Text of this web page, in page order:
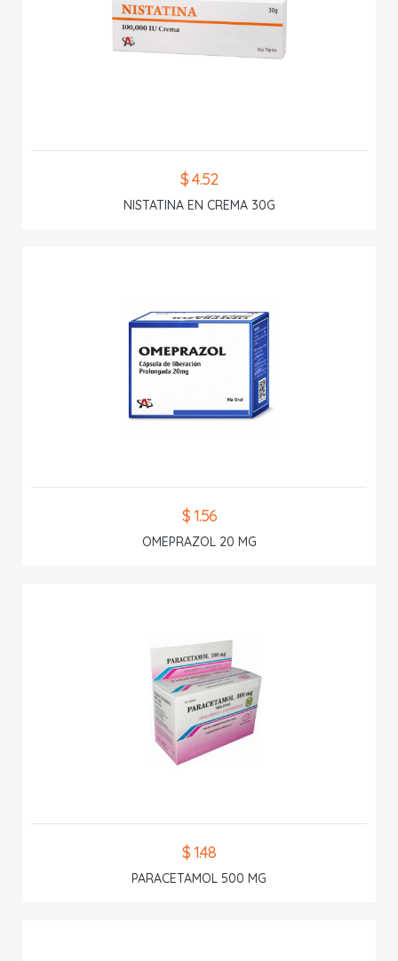
$ 4.52
NISTATINA EN CREMA 30G
$ 1.56
OMEPRAZOL 20 MG
$ 1.48
PARACETAMOL 500 MG